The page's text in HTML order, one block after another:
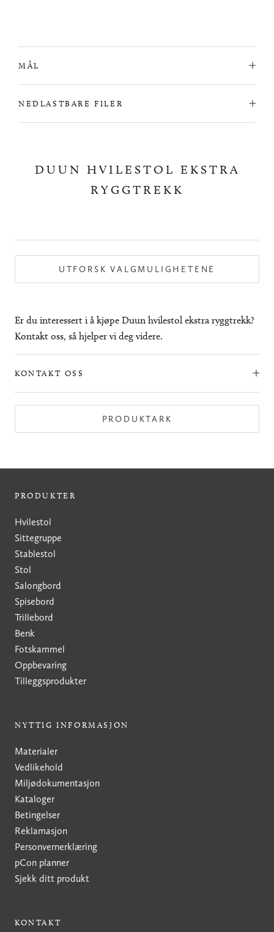
MÅL
NEDLASTBARE FILER
DUUN HVILESTOL EKSTRA
RYGGTREKK
UTFORSK VALGMULIGHETENE
Er du interessert i å kjøpe Duun hvilestol ekstra ryggtrekk?
Kontakt oss, så hjelper vi deg videre.
KONTAKT OSS
PRODUKTARK
PRODUKTER
Hvilestol
Sittegruppe
Stablestol
Stol
Salongbord
Spisebord
Trillebord
Benk
Fotskammel
Oppbevaring
Tilleggsprodukter
NYTTIG INFORMASJON
Materialer
Vedlikehold
Miljødokumentasjon
Kataloger
Betingelser
Reklamasjon
Personvernerklæring
pCon planner
Sjekk ditt produkt
KONTAKT